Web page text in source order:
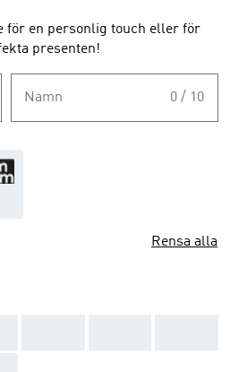
för en personlig touch eller för
presenten!
Namn 0 / 10
Rensa alla